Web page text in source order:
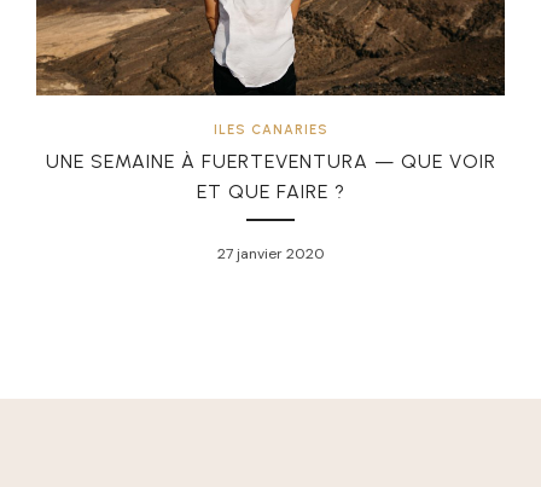
ILES CANARIES
UNE SEMAINE À FUERTEVENTURA — QUE VOIR
ET QUE FAIRE ?
27 janvier 2020